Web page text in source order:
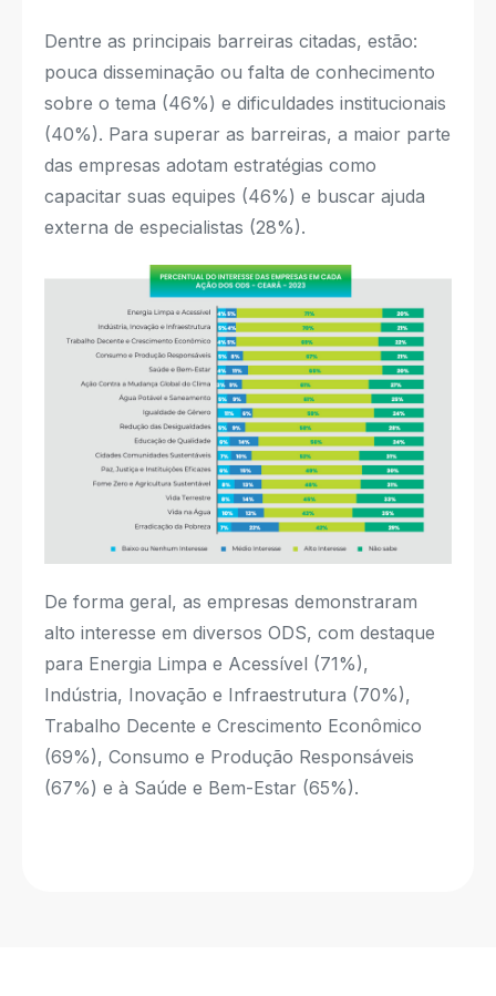
Dentre as principais barreiras citadas, estão:
pouca disseminação ou falta de conhecimento
sobre o tema (46%) e dificuldades institucionais
(40%). Para superar as barreiras, a maior parte
das empresas adotam estratégias como
capacitar suas equipes (46%) e buscar ajuda
externa de especialistas (28%).
De forma geral, as empresas demonstraram
alto interesse em diversos ODS, com destaque
para Energia Limpa e Acessível (71%),
Indústria, Inovação e Infraestrutura (70%),
Trabalho Decente e Crescimento Econômico
(69%), Consumo e Produção Responsáveis
(67%) e à Saúde e Bem-Estar (65%).